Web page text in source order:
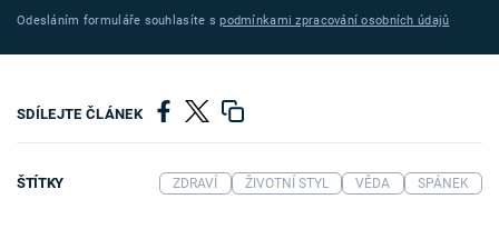
Odesláním formuláře souhlasíte spodmínkami zpracování osobních údajů
SDÍLEJTE ČLÁNEK
ŠTÍTKY ZDRAVÍ ŽIVOTNÍ STYL VĚDA SPÁNEK